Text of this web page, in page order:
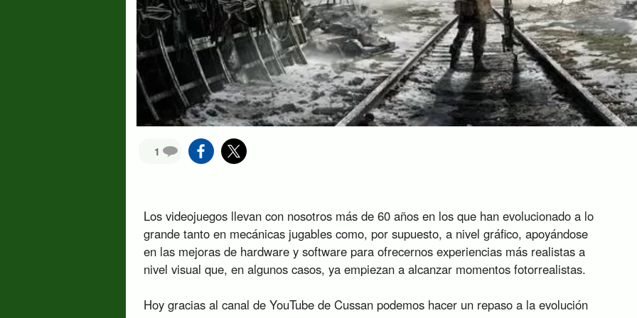
1
Los videojuegos llevan con nosotros más de 60 años en los que han evolucionado a lo
grande tanto en mecánicas jugables como, por supuesto, a nivel gráfico, apoyándose
en las mejoras de hardware y software para ofrecernos experiencias más realistas a
nivel visual que, en algunos casos, ya empiezan a alcanzar momentos fotorrealistas.
Hoy gracias al canal de YouTube de Cussan podemos hacer un repaso a la evolución